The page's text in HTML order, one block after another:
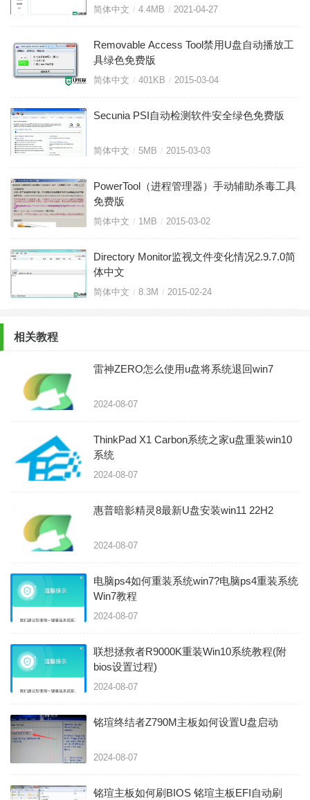
简体中文 4.4MB 2021-04-27
Removable Access Tool禁用U盘自动播放工
具绿色免费版
简体中文 401KB 2015-03-04
Secunia PSI自动检测软件安全绿色免费版
简体中文 5MB 2015-03-03
PowerTool（进程管理器）手动辅助杀毒工具
免费版
简体中文 1MB 2015-03-02
Directory Monitor监视文件变化情况2.9.7.0简
体中文
简体中文 8.3M 2015-02-24
相关教程
雷神ZERO怎么使用u盘将系统退回win7
2024-08-07
ThinkPad X1 Carbon系统之家u盘重装win10
系统
2024-08-07
惠普暗影精灵8最新U盘安装win11 22H2
2024-08-07
电脑ps4如何重装系统win7?电脑ps4重装系统
Win7教程
2024-08-07
联想拯救者R9000K重装Win10系统教程(附
bios设置过程)
2024-08-07
铭瑄终结者Z790M主板如何设置U盘启动
2024-08-07
铭瑄主板如何刷BIOS 铭瑄主板EFI自动刷